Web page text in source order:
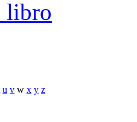
libro
u v w x y z